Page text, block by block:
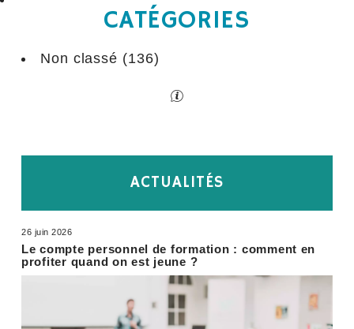
CATÉGORIES
Non classé (136)
ACTUALITÉS
26 juin 2026
Le compte personnel de formation : comment en
profiter quand on est jeune ?